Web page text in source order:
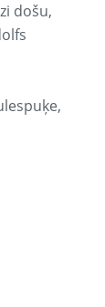
došu,